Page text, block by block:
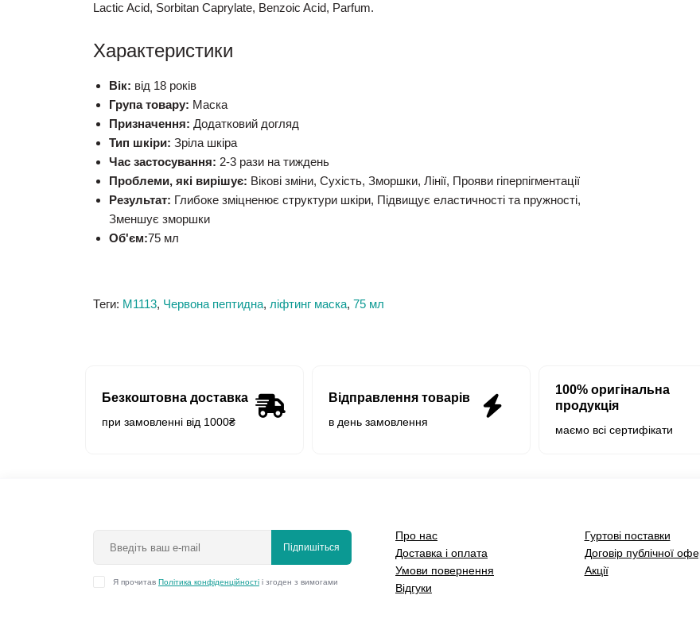
Lactic Acid, Sorbitan Caprylate, Benzoic Acid, Parfum.
Характеристики
Вік: від 18 років
Група товару: Маска
Призначення: Додатковий догляд
Тип шкіри: Зріла шкіра
Час застосування: 2-3 рази на тиждень
Проблеми, які вирішує: Вікові зміни, Сухість, Зморшки, Лінії, Прояви гіперпігментації
Результат: Глибоке зміцненює структури шкіри, Підвищує еластичності та пружності,
Зменшує зморшки
Об'єм:75 мл
Теги: М1113, Червона пептидна, ліфтинг маска, 75 мл
Безкоштовна доставка
при замовленні від 1000₴
Відправлення товарів
в день замовлення
100% оригінальна
продукція
маємо всі сертифікати
Підпишіться
Я прочитав Політика конфіденційності і згоден з вимогами
Про нас
Доставка і оплата
Умови повернення
Відгуки
Гуртові поставки
Договір публічної
Акції